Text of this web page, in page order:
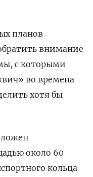
планов
внимание
с которыми
во времена
хотя бы
около 60
кольца